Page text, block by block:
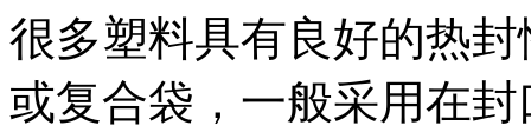
很多塑料具有良好的热
或复合袋，一般采用在